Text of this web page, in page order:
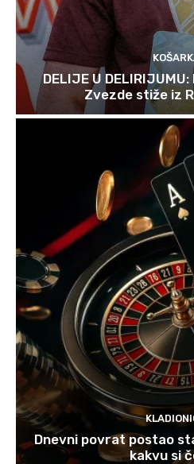
DELIJE U
Zvezde stiže iz
Dnevni povrat postao
kakvu si